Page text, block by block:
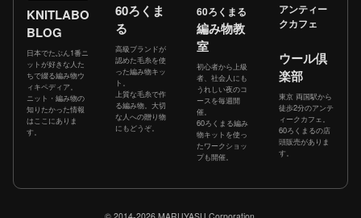
KNITLABO
BLOG
日本でたぶん1番ニ
ットが好きな人た
ちで綴る編み物ウ
ィキペディア。
ニット・編み物の
知りたかった情報
はここにありま
す。
60ろくま
る
高級ブランドが
認めた毛糸を使
った編み物キッ
ト。
上質な毛糸で作
る編み物。大切
な人への贈り物
にもどうぞ。
60ろくまる
編み物教
室
初心者から上級
者、社会人にも
うれしい夜のコ
ースを毎週開
催。
60ろくまる編み
物キットを使っ
たワークショッ
プも開催。
アンティー
クカフェ
ウール倶
楽部
東京 両国駅から
徒歩2分のアンテ
ィークカフェ。
60ろくまるの店
頭販売がありま
す。